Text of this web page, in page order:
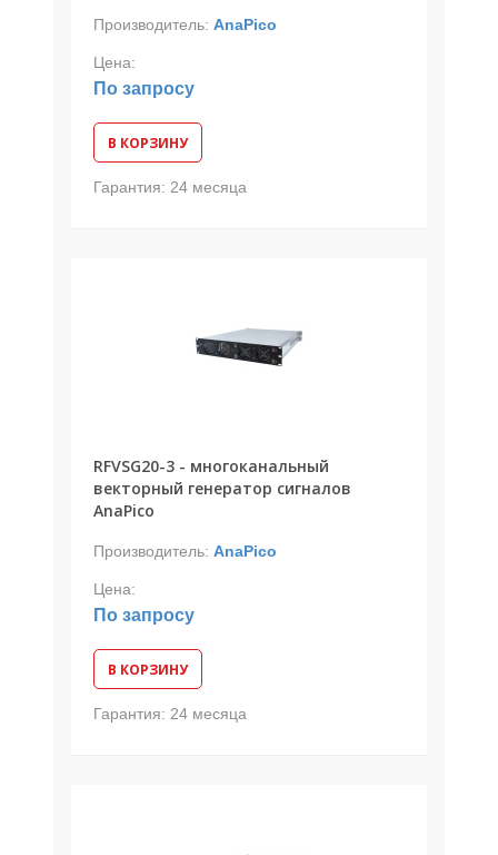
Производитель: AnaPico
Цена:
По запросу
В КОРЗИНУ
Гарантия: 24 месяца
RFVSG20-3 - многоканальный
векторный генератор сигналов
AnaPico
Производитель: AnaPico
Цена:
По запросу
В КОРЗИНУ
Гарантия: 24 месяца